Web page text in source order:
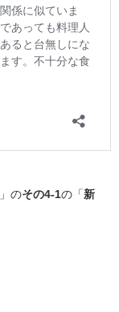
」のその4-1の「新